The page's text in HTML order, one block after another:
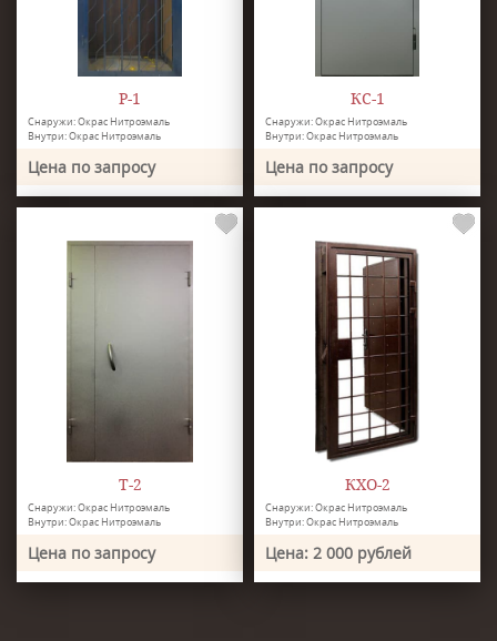
Р-1
Снаружи: Окрас Нитроэмаль
Внутри: Окрас Нитроэмаль
Цена по запросу
КС-1
Снаружи: Окрас Нитроэмаль
Внутри: Окрас Нитроэмаль
Цена по запросу
Т-2
Снаружи: Окрас Нитроэмаль
Внутри: Окрас Нитроэмаль
Цена по запросу
КХО-2
Снаружи: Окрас Нитроэмаль
Внутри: Окрас Нитроэмаль
Цена: 2 000 рублей